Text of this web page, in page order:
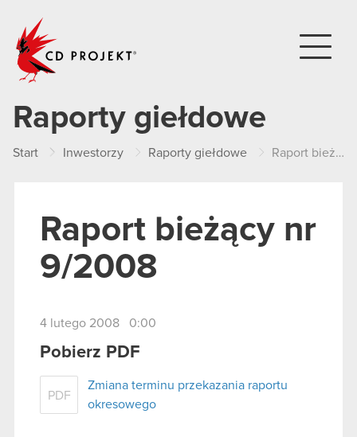
Raporty giełdowe
Start Inwestorzy Raporty giełdowe Raport bieżący nr 9/2008
Raport bieżący nr
9/2008
4 lutego 2008 0:00
Pobierz PDF
PDF
Zmiana terminu przekazania raportu
okresowego